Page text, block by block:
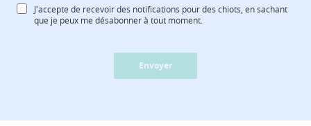
J'accepte de recevoir des notifications pour des chiots, en sachant
que je peux me désabonner à tout moment.
Envoyer